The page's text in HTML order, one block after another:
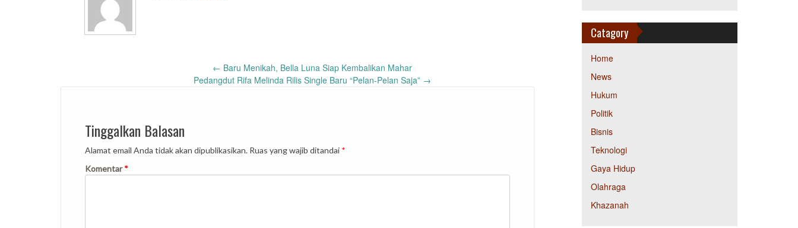
navigation
← Baru Menikah, Bella Luna Siap Kembalikan Mahar
Pedangdut Rifa Melinda Rilis Single Baru “Pelan-Pelan Saja” →
Tinggalkan Balasan
Alamat email Anda tidak akan dipublikasikan. Ruas yang wajib ditandai *
Komentar*
Catagory
Home
News
Hukum
Politik
Bisnis
Teknologi
Gaya Hidup
Olahraga
Khazanah